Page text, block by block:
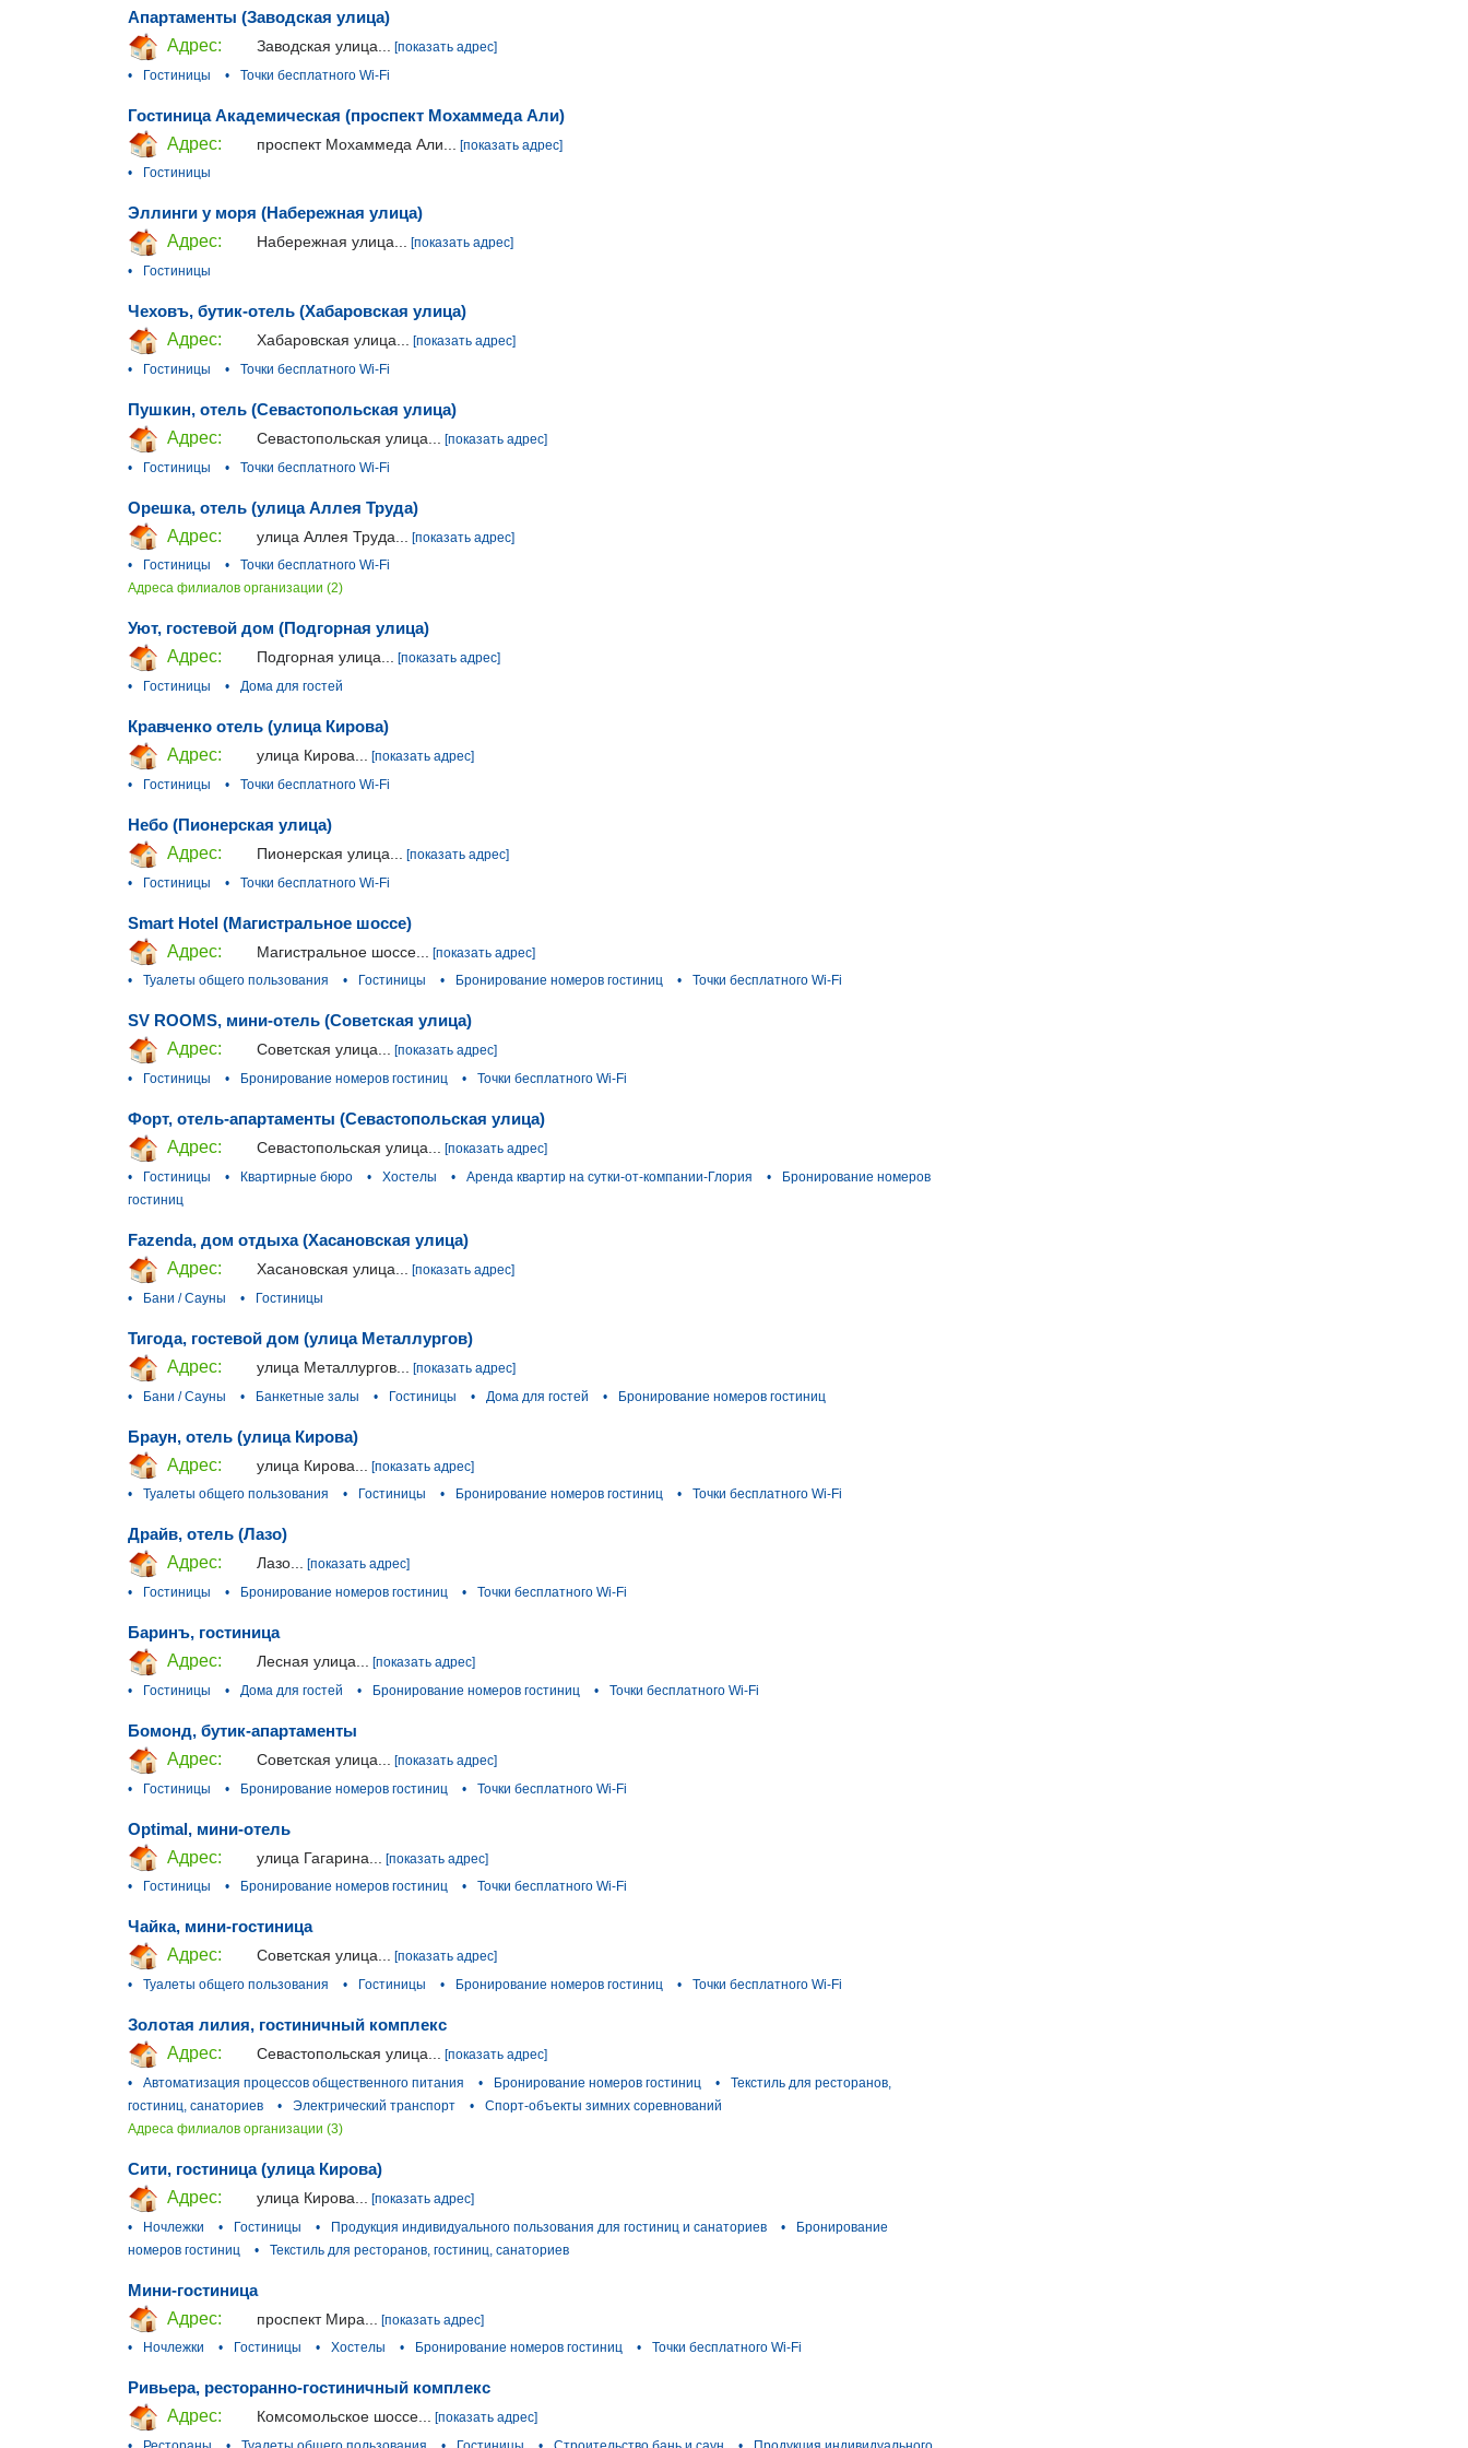
Апартаменты (Заводская улица)
Адрес:
Заводская улица...
[показать адрес]
•
Гостиницы • Точки бесплатного Wi-Fi
Гостиница Академическая (проспект Мохаммеда Али)
Адрес:
проспект Мохаммеда Али...
[показать адрес]
•
Гостиницы
Эллинги у моря (Набережная улица)
Адрес:
Набережная улица... [показать адрес]
•
Гостиницы
Чеховъ, бутик-отель (Хабаровская улица)
Адрес:
Хабаровская улица...
[показать адрес]
•
Гостиницы • Точки бесплатного Wi-Fi
Пушкин, отель (Севастопольская улица)
Адрес:
Севастопольская улица...
[показать адрес]
•
Гостиницы • Точки бесплатного Wi-Fi
Орешка, отель (улица Аллея Труда)
Адрес:
улица Аллея Труда...
[показать адрес]
•
Гостиницы •
Точки бесплатного Wi-Fi
Адреса филиалов организации (2)
Уют, гостевой дом (Подгорная улица)
Адрес:
Подгорная улица... [показать адрес]
•
Гостиницы • Дома для гостей
Кравченко отель (улица Кирова)
Адрес:
улица Кирова...
[показать адрес]
•
Гостиницы • Точки бесплатного Wi-Fi
Небо (Пионерская улица)
Адрес:
Пионерская улица...
[показать адрес]
•
Гостиницы • Точки бесплатного Wi-Fi
Smart Hotel (Магистральное шоссе)
Адрес:
Магистральное шоссе...
[показать адрес]
•
Туалеты общего пользования • Гостиницы • Бронирование номеров гостиниц • Точки бесплатного Wi-Fi
SV ROOMS, мини-отель (Советская улица)
Адрес:
Советская улица... [показать адрес]
•
Гостиницы • Бронирование номеров гостиниц • Точки бесплатного Wi-Fi
Форт, отель-апартаменты (Севастопольская улица)
Адрес:
Севастопольская улица... [показать адрес]
•
Гостиницы • Квартирные бюро • Хостелы • Аренда квартир на сутки-от-компании-Глория •
Бронирование номеров
гостиниц
Fazenda, дом отдыха (Хасановская улица)
Адрес:
Хасановская улица...
[показать адрес]
•
Бани / Сауны • Гостиницы
Тигода, гостевой дом (улица Металлургов)
Адрес:
улица Металлургов...
[показать адрес]
•
Бани / Сауны • Банкетные залы • Гостиницы • Дома для гостей • Бронирование номеров гостиниц
Браун, отель (улица Кирова)
Адрес:
улица Кирова...
[показать адрес]
•
Туалеты общего пользования • Гостиницы • Бронирование номеров гостиниц • Точки бесплатного Wi-Fi
Драйв, отель (Лазо)
Адрес:
Лазо... [показать адрес]
•
Гостиницы • Бронирование номеров гостиниц • Точки бесплатного Wi-Fi
Баринъ, гостиница
Адрес:
Лесная улица...
[показать адрес]
•
Гостиницы • Дома для гостей • Бронирование номеров гостиниц • Точки бесплатного Wi-Fi
Бомонд, бутик-апартаменты
Адрес:
Советская улица...
[показать адрес]
•
Гостиницы • Бронирование номеров гостиниц • Точки бесплатного Wi-Fi
Optimal, мини-отель
Адрес:
улица Гагарина...
[показать адрес]
•
Гостиницы • Бронирование номеров гостиниц • Точки бесплатного Wi-Fi
Чайка, мини-гостиница
Адрес:
Советская улица... [показать адрес]
•
Туалеты общего пользования • Гостиницы • Бронирование номеров гостиниц • Точки бесплатного Wi-Fi
Золотая лилия, гостиничный комплекс
Адрес:
Севастопольская улица...
[показать адрес]
•
Автоматизация процессов общественного питания • Бронирование номеров гостиниц •
Текстиль для ресторанов,
гостиниц, санаториев
• Электрический транспорт •
Спорт-объекты зимних соревнований
Адреса филиалов организации (3)
Сити, гостиница (улица Кирова)
Адрес:
улица Кирова...
[показать адрес]
•
Ночлежки • Гостиницы • Продукция индивидуального пользования для гостиниц и санаториев •
Бронирование
номеров гостиниц
• Текстиль для ресторанов, гостиниц, санаториев
Мини-гостиница
Адрес:
проспект Мира...
[показать адрес]
•
Ночлежки • Гостиницы • Хостелы • Бронирование номеров гостиниц • Точки бесплатного Wi-Fi
Ривьера, ресторанно-гостиничный комплекс
Адрес:
Комсомольское шоссе... [показать адрес]